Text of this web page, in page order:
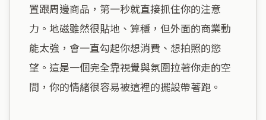
置跟周邊商品，第一秒就直接抓住你的注意
力。地磁雖然很貼地、算穩，但外面的商業動
能太強，會一直勾起你想消費、想拍照的慾
望。這是一個完全靠視覺與氛圍拉著你走的空
間，你的情緒很容易被這裡的擺設帶著跑。